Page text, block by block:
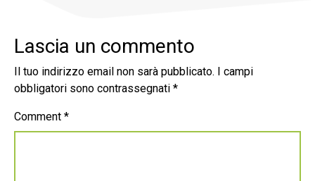
Lascia un commento
Il tuo indirizzo email non sarà pubblicato.
I campi
obbligatori sono contrassegnati *
Comment *